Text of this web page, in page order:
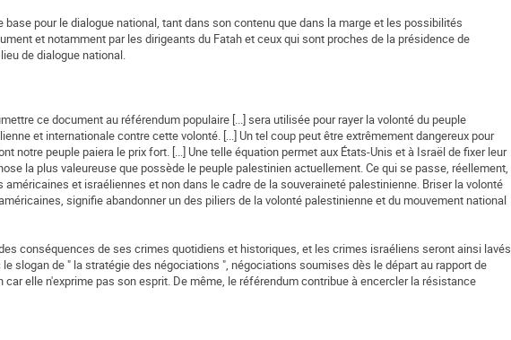
pour le dialogue national, tant dans son contenu que dans la marge et les possibilités
et notamment par les dirigeants du Fatah et ceux qui sont proches de la présidence de
de dialogue national.
ce document au référendum populaire [...] sera utilisée pour rayer la volonté du peuple
et internationale contre cette volonté. [...] Un tel coup peut être extrêmement dangereux pour
notre peuple paiera le prix fort. [...] Une telle équation permet aux États-Unis et à Israël de fixer leur
la plus valeureuse que possède le peuple palestinien actuellement. Ce qui se passe, réellement,
et israéliennes et non dans le cadre de la souveraineté palestinienne. Briser la volonté
signifie abandonner un des piliers de la volonté palestinienne et du mouvement national
conséquences de ses crimes quotidiens et historiques, et les crimes israéliens seront ainsi lavés
slogan de " la stratégie des négociations ", négociations soumises dès le départ au rapport de
elle n'exprime pas son esprit. De même, le référendum contribue à encercler la résistance